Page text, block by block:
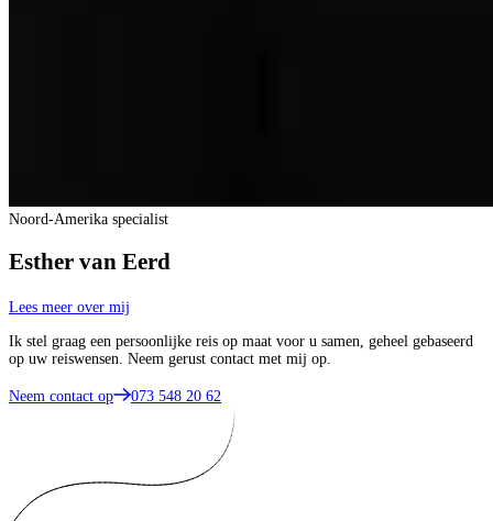
Noord-Amerika specialist
Esther van Eerd
Lees meer over mij
Ik stel graag een persoonlijke reis op maat voor u samen, geheel gebaseerd
op uw reiswensen. Neem gerust contact met mij op.
Neem contact op 073 548 20 62